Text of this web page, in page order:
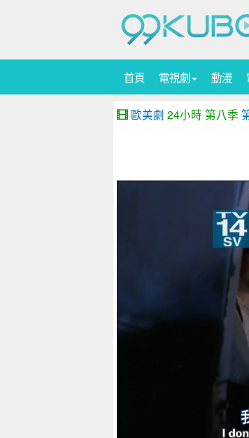
首頁 電視劇 動漫
歐美劇 24小時 第八季